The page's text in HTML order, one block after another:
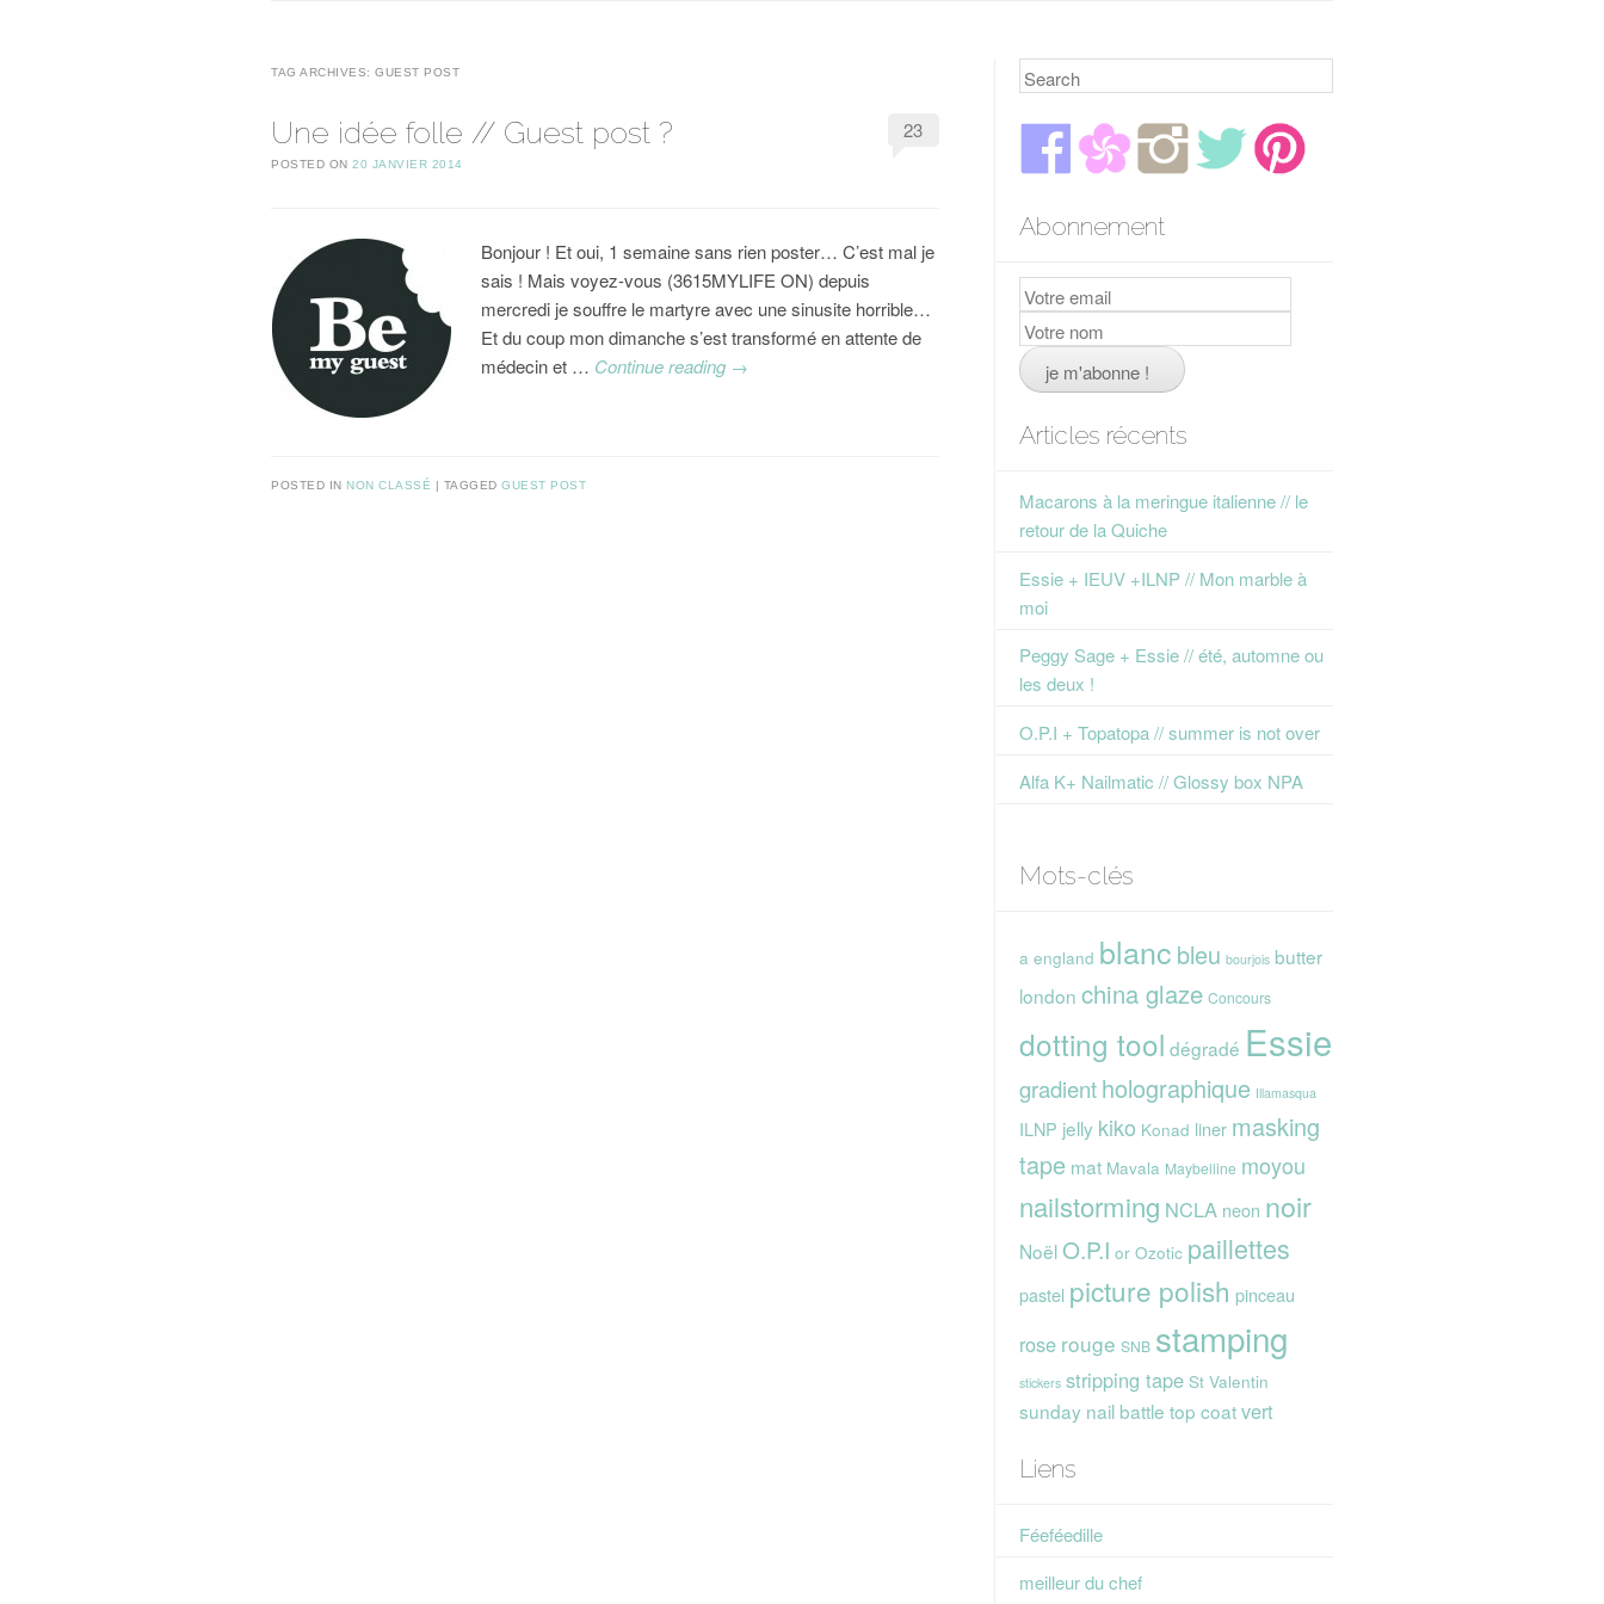
TAG ARCHIVES: GUEST POST
Une idée folle // Guest post ?
POSTED ON 20 JANVIER 2014
23
Bonjour ! Et oui, 1 semaine sans rien poster… C’est mal je
sais ! Mais voyez-vous (3615MYLIFE ON) depuis
mercredi je souffre le martyre avec une sinusite horrible…
Et du coup mon dimanche s’est transformé en attente de
médecin et … Continue reading →
POSTED IN NON CLASSÉ TAGGED GUEST POST
Search
Abonnement
Articles récents
Macarons à la meringue italienne // le
retour de la Quiche
Essie + IEUV +ILNP // Mon marble à
moi
Peggy Sage + Essie // été, automne ou
les deux !
O.P.I + Topatopa // summer is not over
Alfa K+ Nailmatic // Glossy box NPA
Mots-clés
a england blanc bleu bourjois butter
london china glaze Concours
dotting tool dégradé Essie
gradientholographique Illamasqua
ILNP jelly kiko Konad liner masking
tape mat Mavala Maybelline moyou
nailstorming NCLA neon noir
NoëlO.P.I or Ozotic paillettes
pastel picture polish pinceau
rose rouge SNB stamping
stickers stripping tape St Valentin
sunday nail battle top coatvert
Liens
Féeféedille
meilleur du chef